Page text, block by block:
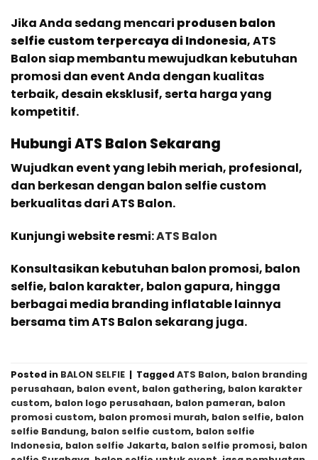
Jika Anda sedang mencari produsen balon
selfie custom terpercaya di Indonesia, ATS
Balon siap membantu mewujudkan kebutuhan
promosi dan event Anda dengan kualitas
terbaik, desain eksklusif, serta harga yang
kompetitif.
Hubungi ATS Balon Sekarang
Wujudkan event yang lebih meriah, profesional,
dan berkesan dengan balon selfie custom
berkualitas dari ATS Balon.
Kunjungi website resmi:ATS Balon
Konsultasikan kebutuhan balon promosi, balon
selfie, balon karakter, balon gapura, hingga
berbagai media branding inflatable lainnya
bersama tim ATS Balon sekarang juga.
Posted in BALON SELFIE | TaggedATS Balon, balon branding
perusahaan, balon event, balon gathering, balon karakter
custom, balon logo perusahaan, balon pameran, balon
promosi custom, balon promosi murah, balon selfie, balon
selfie Bandung, balon selfie custom, balon selfie
Indonesia, balon selfie Jakarta, balon selfie promosi, balon